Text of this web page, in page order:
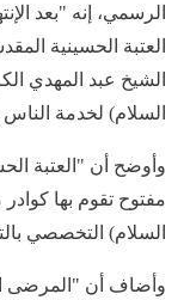
الرسمي، إنه "بعد
العتبة الحسينية
الشيخ عبد المهدي
السلام) لخدمة
مفتوح تقوم بها
السلام) التخصصي
وأضاف أن "المرضى